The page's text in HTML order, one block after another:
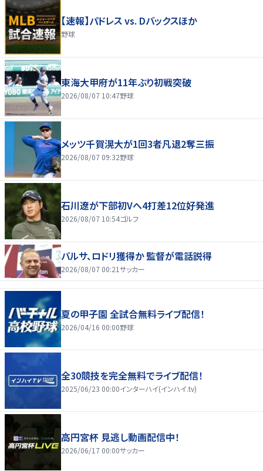
【速報】パドレス vs. Dバックスほか
野球
東海大甲府が11年ぶり初戦突破
2026/08/07 10:47野球
メッツ千賀滉大が1回3者凡退2奪三振
2026/08/07 09:32野球
石川遼が下部初Vへ4打差12位好発進
2026/08/07 10:54ゴルフ
バルサ、ロドリ獲得か 監督が電話説得
2026/08/07 00:21サッカー
夏の甲子園 全試合無料ライブ配信！
2026/04/16 00:00野球
全30競技を完全無料でライブ配信！
2025/06/23 00:00インターハイ(インハイ.tv)
高円宮杯 見逃し動画配信中！
2026/06/17 00:00サッカー